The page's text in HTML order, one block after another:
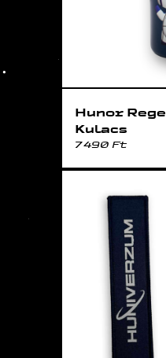
Hunor Rege
Kulacs
7 490 Ft